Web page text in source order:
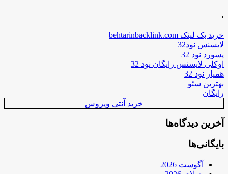
.
خرید بک لینک behtarinbacklink.com
لایسنس نود32
پسورد نود 32
اوکلی لایسنس رایگان نود 32
همیار نود 32
بهترین سئو
رایگان
خرید آنتی ویروس
آخرین دیدگاه‌ها
بایگانی‌ها
آگوست 2026